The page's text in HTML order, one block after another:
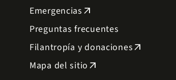
Emergencias arrow_outward
Preguntas frecuentes
Filantropía y donacionesarrow_outward
Mapa del sitio arrow_outward